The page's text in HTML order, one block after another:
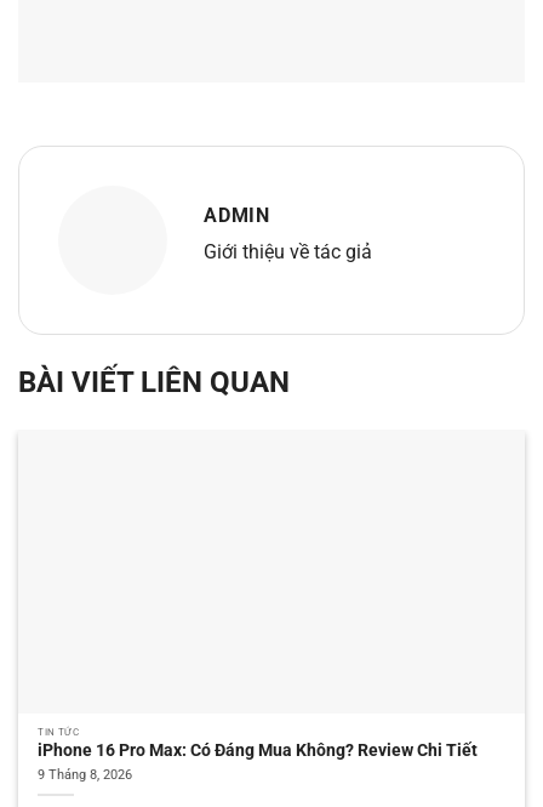
ADMIN
Giới thiệu về tác giả
BÀI VIẾT LIÊN QUAN
TIN TỨC
iPhone 16 Pro Max: Có Đáng Mua Không? Review Chi Tiết
9 Tháng 8, 2026